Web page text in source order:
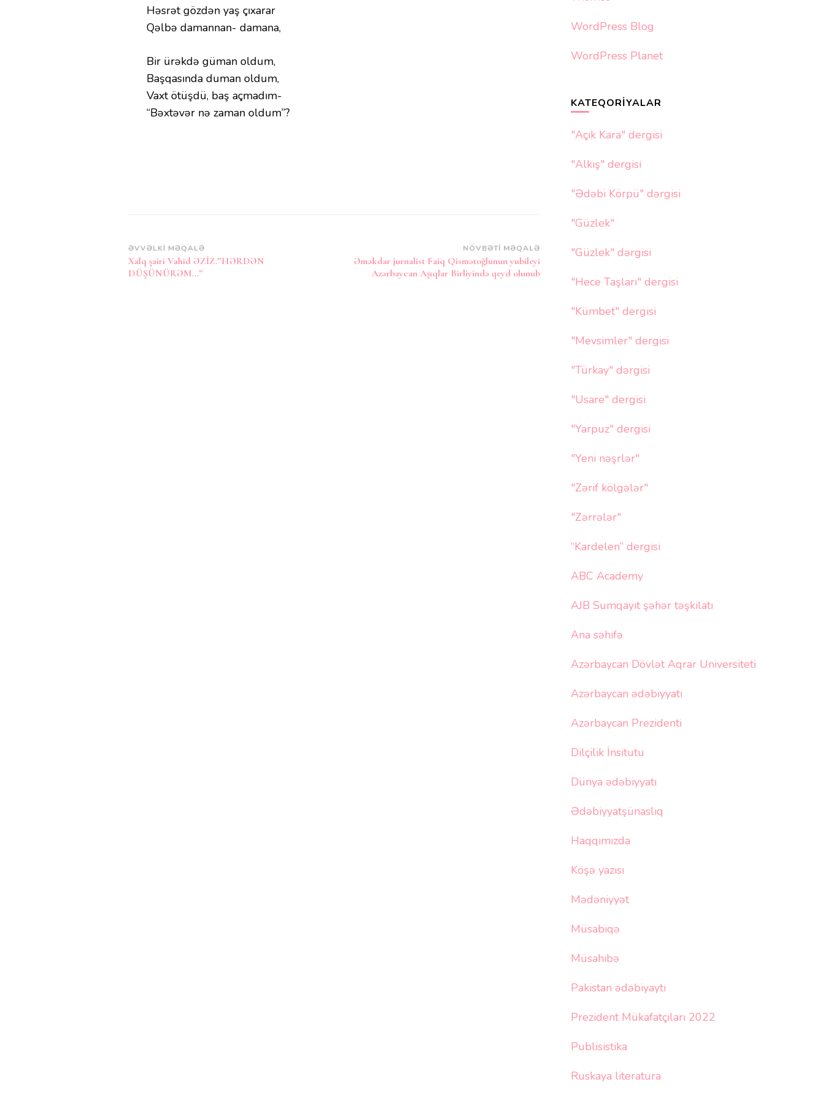
Həsrət gözdən yaş çıxarar
Qəlbə damannan- damana,
Bir ürəkdə güman oldum,
Başqasında duman oldum,
Vaxt ötüşdü, baş açmadım-
“Bəxtəvər nə zaman oldum”?
Post
Naviqasiya
ƏVVƏLKI MƏQALƏ
Xalq şairi Vahid ƏZİZ.”HƏRDƏN
DÜŞÜNÜRƏM…”
NÖVBƏTI MƏQALƏ
Əməkdar jurnalist Faiq Qismətoğlunun yubileyi
Azərbaycan Aşıqlar Birliyində qeyd olunub
WordPress Blog
WordPress Planet
KATEQORIYALAR
"Açık Kara" dergisi
"Alkış" dergisi
"Ədəbi Körpü" dərgisi
"Güzlek"
"Güzlek" dərgisi
"Hece Taşları" dergisi
"Kümbet" dergisi
"Mevsimler" dergisi
"Türkay" dərgisi
"Usare" dergisi
"Yarpuz" dergisi
"Yeni nəşrlər"
"Zərif kölgələr"
"Zərrələr"
“Kardelen” dergisi
ABC Academy
AJB Sumqayıt şəhər təşkilatı
Ana səhifə
Azərbaycan Dövlət Aqrar Universiteti
Azərbaycan ədəbiyyatı
Azərbaycan Prezidenti
Dilçilik İnsitutu
Dünya ədəbiyyatı
Ədəbiyyatşünaslıq
Haqqımızda
Köşə yazısı
Mədəniyyət
Müsabiqə
Müsahibə
Pakistan ədəbiyaytı
Prezident Mükafatçıları 2022
Publisistika
Ruskaya literatura